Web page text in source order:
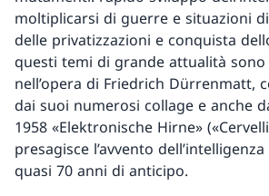
moltiplicarsi di guerre e situazioni
delle privatizzazioni e conquista
questi temi di grande attualità
nell’opera di Friedrich Dürrenmatt,
dai suoi numerosi collage e anche
1958 «Elektronische Hirne»
presagisce l’avvento
quasi 70 anni di anticipo.